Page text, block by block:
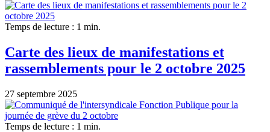
Temps de lecture : 1 min.
Carte des lieux de manifestations et
rassemblements pour le 2 octobre 2025
27 septembre 2025
Temps de lecture : 1 min.